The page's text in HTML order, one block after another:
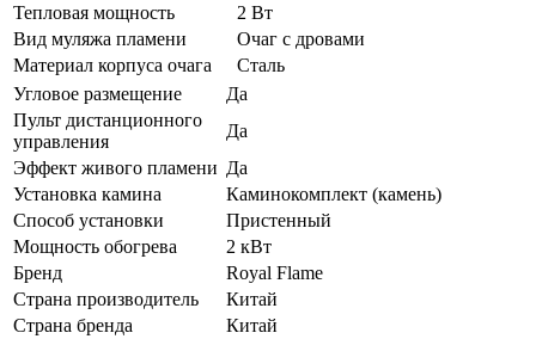
Тепловая мощность
2 Вт
Вид муляжа пламени
Очаг с дровами
Материал корпуса очага
Сталь
Угловое размещение
Да
Пульт дистанционного
управления
Да
Эффект живого пламени Да
Установка камина
Каминокомплект (камень)
Способ установки
Пристенный
Мощность обогрева
2 кВт
Бренд
Royal Flame
Страна производитель
Китай
Страна бренда
Китай